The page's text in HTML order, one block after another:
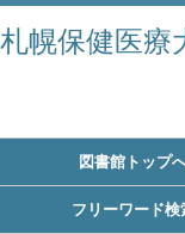
札幌保健医療
図書館トップ
フリーワード検